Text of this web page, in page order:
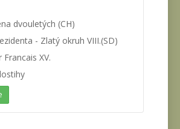
dvouletých (CH)
- Zlatý okruh VIII.(SD)
XV.